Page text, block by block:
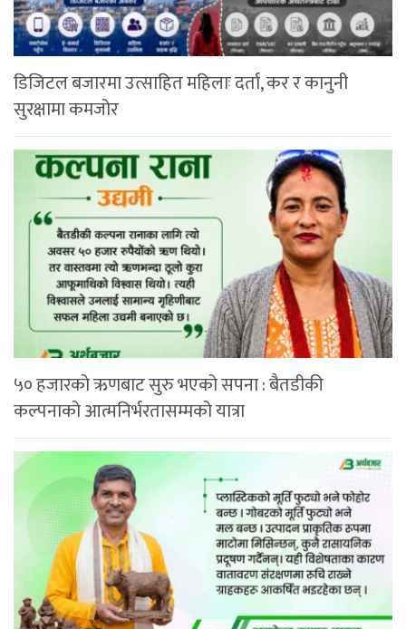
डिजिटल बजारमा उत्साहित महिलाः दर्ता, कर र कानुनी
सुरक्षामा कमजोर
५० हजारको ऋणबाट सुरु भएको सपना : बैतडीकी
कल्पनाको आत्मनिर्भरतासम्मको यात्रा